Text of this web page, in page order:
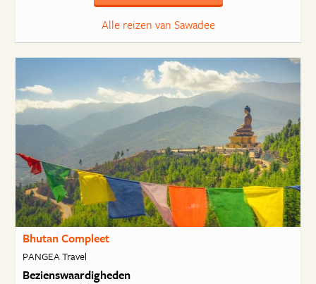
Alle reizen van Sawadee
Bhutan Compleet
PANGEA Travel
Bezienswaardigheden